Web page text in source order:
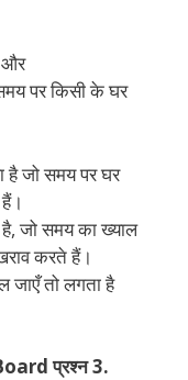
और
पर किसी के घर
है जो समय पर घर
जो समय का ख्याल
करते हैं।
जाएँ तो लगता है
प्रश्न 3.